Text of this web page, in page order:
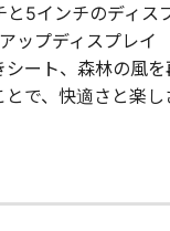
と5インチのディス
ップディスプレイ
シート、森林の風を
で、快適さと楽し